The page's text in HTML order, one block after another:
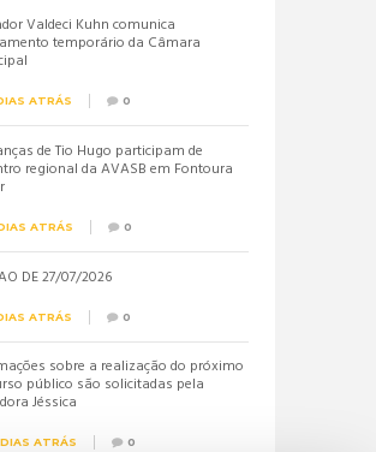
Valdeci Kuhn comunica
temporário da Câmara
ATRÁS 0
de Tio Hugo participam de
regional da AVASB em Fontoura
ATRÁS 0
DE 27/07/2026
ATRÁS 0
sobre a realização do próximo
público são solicitadas pela
Jéssica
ATRÁS 0